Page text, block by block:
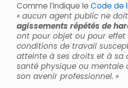
Comme l’indique le Code de
« aucun agent public ne
agissements répétés de
ont pour objet ou pour
conditions de travail
atteinte à ses droits et à sa
santé physique ou
son avenir professionnel. »